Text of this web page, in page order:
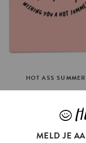
HOT ASS SUMMER
€3.5
OPTIES SELECTEREN
J
MELD JE